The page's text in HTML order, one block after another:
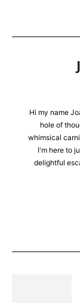
Hi my name
hole of
whimsical
I'm here to
delightful